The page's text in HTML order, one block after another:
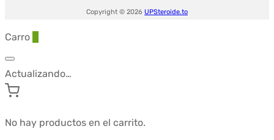
Copyright © 2026 UPSteroide.to
Carro
Actualizando…
No hay productos en el carrito.